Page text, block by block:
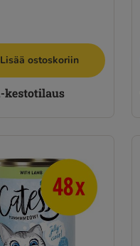
Lisää ostoskoriin